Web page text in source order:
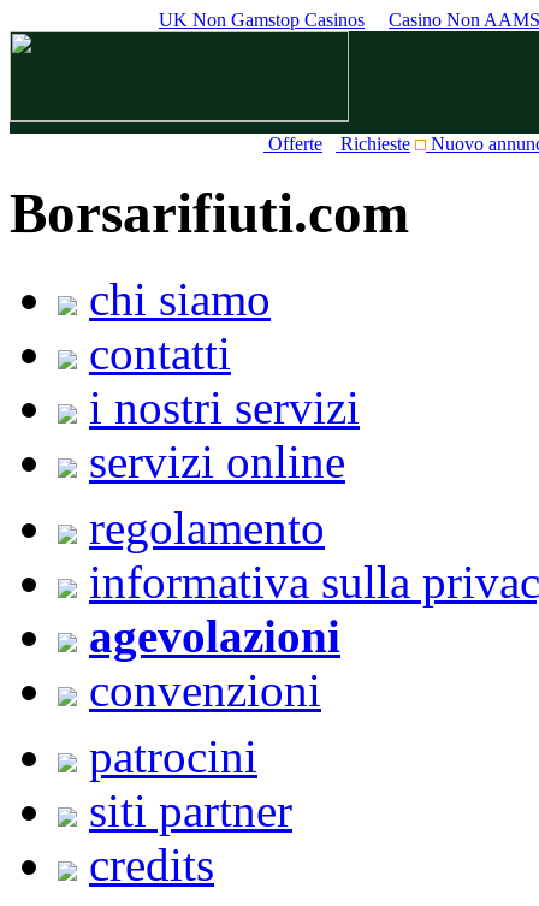
UK Non Gamstop Casinos Casino Non AAMS
Offerte Richieste Nuovo
Borsarifiuti.com
chi siamo
contatti
i nostri servizi
servizi online
regolamento
informativa sulla
agevolazioni
convenzioni
patrocini
siti partner
credits